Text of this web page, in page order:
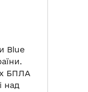
Blue
БПЛА
над